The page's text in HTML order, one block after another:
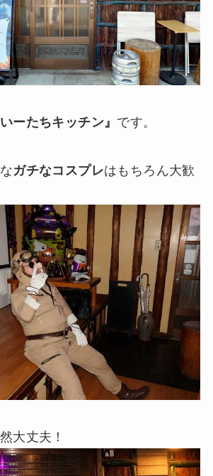
いーたちキッチン』 です。
ガチなコスプレはもちろん大歓
大丈夫！